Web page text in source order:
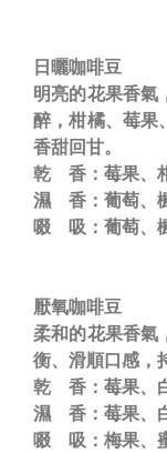
日曬咖啡豆
明亮的花果香氣
醉，柑橘、莓果
香甜回甘。
乾 香：莓果、
濕 香：葡萄、
啜 吸：葡萄、
厭氧咖啡豆
柔和的花果香氣
衡、滑順口感，
乾 香：莓果、
濕 香：莓果、
啜 吸：梅果、